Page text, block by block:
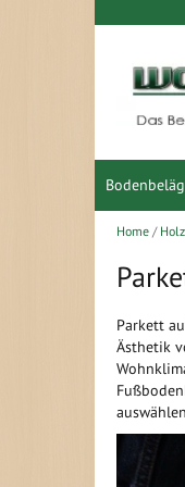
Inhalt
Home
Parkett
Ästhetik